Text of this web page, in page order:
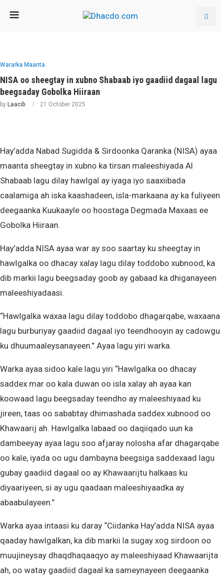
Wararka Maanta
NISA oo sheegtay in xubno Shabaab iyo gaadiid dagaal lagu
beegsaday Gobolka Hiiraan
by Laacib 21 October 2025
Hay’adda Nabad Sugidda & Sirdoonka Qaranka (NISA) ayaa
maanta sheegtay in xubno ka tirsan maleeshiyada Al
Shabaab lagu dilay hawlgal ay iyaga iyo saaxiibada
caalamiga ah iska kaashadeen, isla-markaana ay ka fuliyeen
deegaanka Kuukaayle oo hoostaga Degmada Maxaas ee
Gobolka Hiiraan.
Hay’adda NISA ayaa war ay soo saartay ku sheegtay in
hawlgalka oo dhacay xalay lagu dilay toddobo xubnood, ka
dib markii lagu beegsaday goob ay gabaad ka dhiganayeen
maleeshiyadaasi.
“Hawlgalka waxaa lagu dilay toddobo dhagarqabe, waxaana
lagu burburiyay gaadiid dagaal iyo teendhooyin ay cadowgu
ku dhuumaaleysanayeen.” Ayaa lagu yiri warka.
Warka ayaa sidoo kale lagu yiri “Hawlgalka oo dhacay
saddex mar oo kala duwan oo isla xalay ah ayaa kan
koowaad lagu beegsaday teendho ay maleeshiyaad ku
jireen, taas oo sababtay dhimashada saddex xubnood oo
Khawaarij ah. Hawlgalka labaad oo daqiiqado uun ka
dambeeyay ayaa lagu soo afjaray nolosha afar dhagarqabe
oo kale, iyada oo ugu dambayna beegsiga saddexaad lagu
gubay gaadiid dagaal oo ay Khawaarijtu halkaas ku
diyaariyeen, si ay ugu qaadaan maleeshiyaadka ay
abaabulayeen.”
Warka ayaa intaasi ku daray “Ciidanka Hay’adda NISA ayaa
qaaday hawlgalkan, ka dib markii la sugay xog sirdoon oo
muujineysay dhaqdhaqaaqyo ay maleeshiyaad Khawaarijta
ah, oo watay gaadiid dagaal ka sameynayeen deegaanka